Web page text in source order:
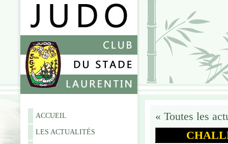
ACCUEIL
LES ACTUALITÉS
« Toutes les